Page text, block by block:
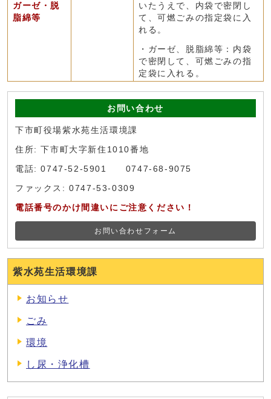
ガーゼ・脱
脂綿等
いたうえで、内袋で密閉し
て、可燃ごみの指定袋に入
れる。
・ガーゼ、脱脂綿等：内袋
で密閉して、可燃ごみの指
定袋に入れる。
お問い合わせ
下市町役場紫水苑生活環境課
住所: 下市町大字新住1010番地
電話: 0747-52-5901 0747-68-9075
ファックス: 0747-53-0309
電話番号のかけ間違いにご注意ください！
お問い合わせフォーム
紫水苑生活環境課
お知らせ
ごみ
環境
し尿・浄化槽